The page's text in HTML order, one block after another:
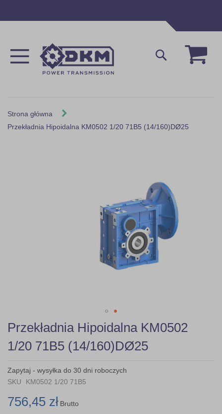
Mój
Szukaj
Strona główna
Przekładnia Hipoidalna KM0502 1/20 71B5 (14/160)DØ25
Skip
to
the
beginning
the
images
Przekładnia Hipoidalna KM0502
1/20 71B5 (14/160)DØ25
Zapytaj - wysyłka do 30 dni roboczych
SKU
KM0502 1/20 71B5
756,45 zł Brutto